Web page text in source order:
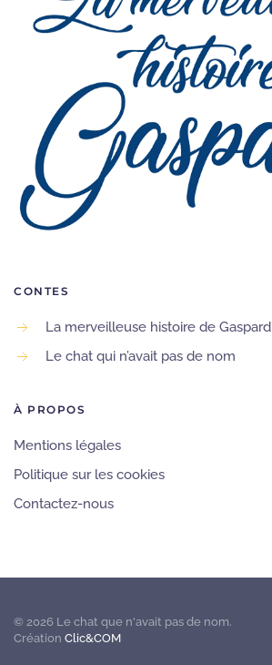
CONTES
La merveilleuse histoire de Gaspard
Le chat qui n’avait pas de nom
À PROPOS
Mentions légales
Politique sur les cookies
Contactez-nous
© 2026 Le chat que n'avait pas de nom.
Création Clic&COM